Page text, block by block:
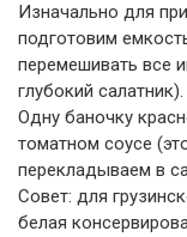
Изначально для
подготовим
перемешивать все
глубокий салатник).
Одну баночку
томатном соусе
перекладываем в
Совет: для
белая